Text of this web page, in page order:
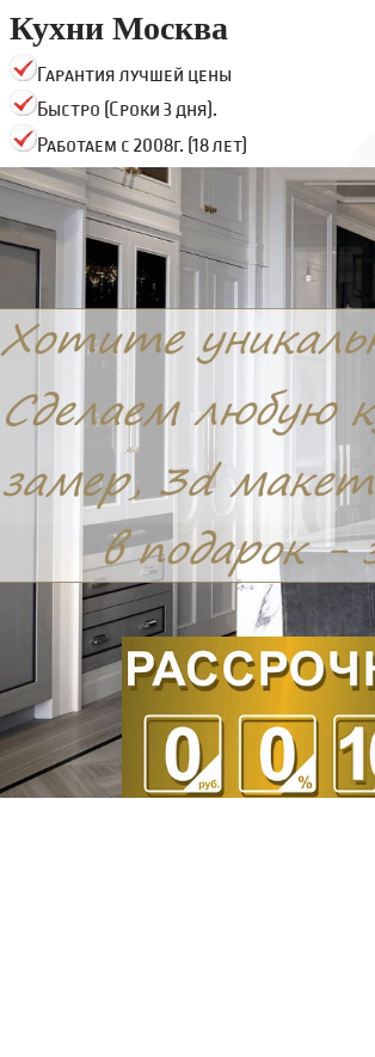
Кухни Москва
Гарантия лучшей цены
Быстро (Сроки 3 дня).
Работаем с 2008г. (18 лет)